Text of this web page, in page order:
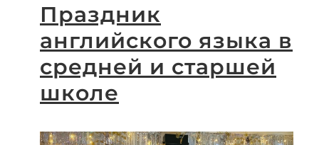
Праздник
английского языка в
средней и старшей
школе